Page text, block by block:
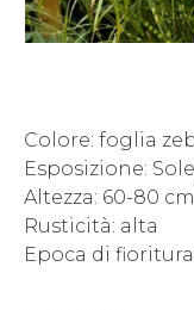
Colore: foglia
Esposizione:
Altezza: 60-80 cm
Rusticità: alta
Epoca di